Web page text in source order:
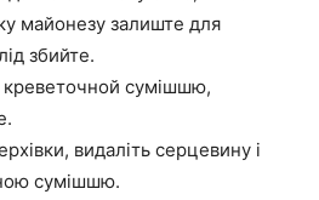
майонезу залиште для
збийте.
креветочной сумішшю,
видаліть серцевину і
сумішшю.